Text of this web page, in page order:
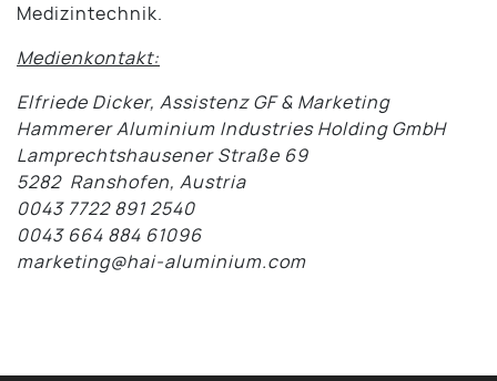
Medizintechnik.
Medienkontakt:
Elfriede Dicker, Assistenz GF & Marketing
Hammerer Aluminium Industries Holding GmbH
Lamprechtshausener Straße 69
5282 Ranshofen, Austria
0043 7722 891 2540
0043 664 884 61096
marketing@hai-aluminium.com